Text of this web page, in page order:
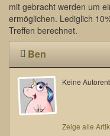
mit gebracht werden um
ermöglichen. Lediglich
Treffen berechnet.
Ben
Keine
Zeige alle